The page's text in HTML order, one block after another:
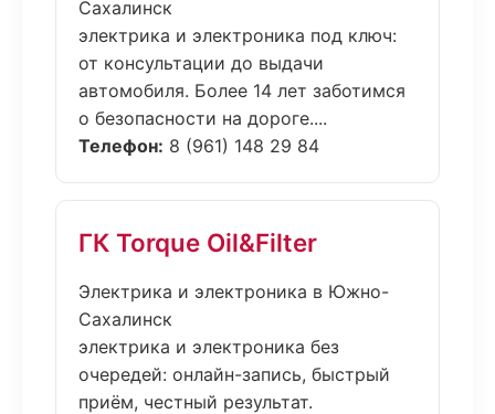
Сахалинск
электрика и электроника под ключ:
от консультации до выдачи
автомобиля. Более 14 лет заботимся
о безопасности на дороге....
Телефон: 8 (961) 148 29 84
ГК Torque Oil&Filter
Электрика и электроника в Южно-
Сахалинск
электрика и электроника без
очередей: онлайн-запись, быстрый
приём, честный результат.